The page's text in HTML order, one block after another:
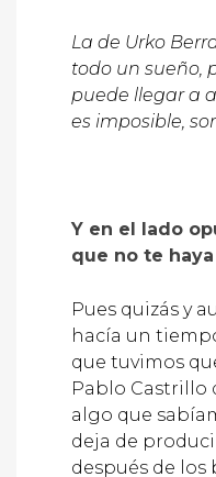
La de Urko
todo un sueño,
puede llegar a
es imposible,
Y en el lado
que no te
Pues quizás y
hacía un
que tuvimos
Pablo Castrillo
algo que
deja de
después de